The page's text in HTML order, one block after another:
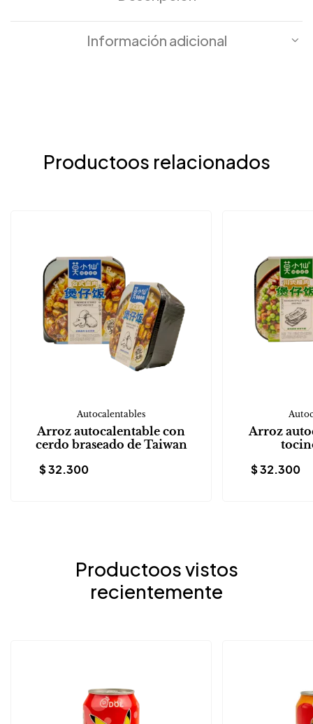
Información adicional
Productoos relacionados
Autocalentables
Arroz autocalentable con
cerdo braseado de Taiwan
$32.300
Arroz
$32.300
Productoos vistos
recientemente